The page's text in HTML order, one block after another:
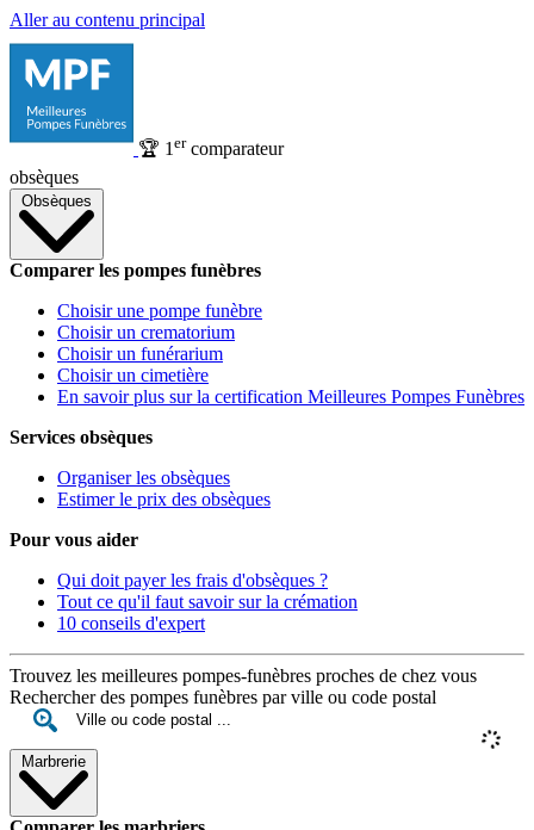
Aller au contenu principal
🏆 1 ercomparateur
obsèques
Obsèques
Comparer les pompes funèbres
Choisir une pompe funèbre
Choisir un crematorium
Choisir un funérarium
Choisir un cimetière
En savoir plus sur la certification Meilleures Pompes Funèbres
Services obsèques
Organiser les obsèques
Estimer le prix des obsèques
Pour vous aider
Qui doit payer les frais d'obsèques ?
Tout ce qu'il faut savoir sur la crémation
10 conseils d'expert
Trouvez les meilleures pompes-funèbres proches de chez vous
Rechercher des pompes funèbres par ville ou code postal
Marbrerie